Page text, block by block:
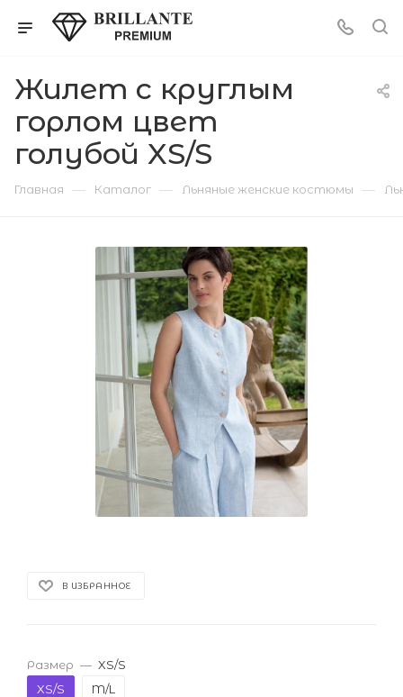
Жилет с круглым
горлом цвет
голубой XS/S
Главная — Каталог — Льняные женские костюмы —
В ИЗБРАННОЕ
Размер — XS/S
XS/S
M/L